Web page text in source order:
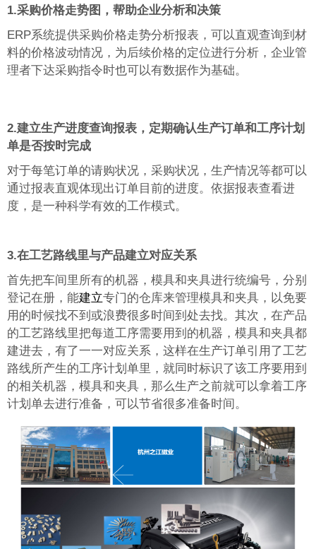
1.采购价格走势图，帮助企业分析和决策
ERP系统提供采购价格走势分析报表，可以直观查询到材
料的价格波动情况，为后续价格的定位进行分析，企业管
理者下达采购指令时也可以有数据作为基础。
2.建立生产进度查询报表，定期确认生产订单和工序计划
单是否按时完成
对于每笔订单的请购状况，采购状况，生产情况等都可以
通过报表直观体现出订单目前的进度。依据报表查看进
度，是一种科学有效的工作模式。
3.在工艺路线里与产品建立对应关系
首先把车间里所有的机器，模具和夹具进行统编号，分别
登记在册，能建立专门的仓库来管理模具和夹具，以免要
用的时候找不到或浪费很多时间到处去找。其次，在产品
的工艺路线里把每道工序需要用到的机器，模具和夹具都
建进去，有了一一对应关系，这样在生产订单引用了工艺
路线所产生的工序计划单里，就同时标识了该工序要用到
的相关机器，模具和夹具，那么生产之前就可以拿着工序
计划单去进行准备，可以节省很多准备时间。